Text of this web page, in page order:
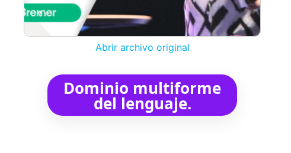
Abrir archivo original
Dominio multiforme
del lenguaje.